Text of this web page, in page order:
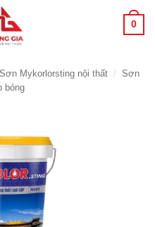
0
Sơn Mykorlorsting nội thất / Sơn
bóng